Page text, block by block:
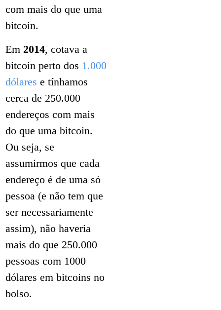
com mais do que uma
bitcoin.
Em 2014, cotava a
bitcoin perto dos 1.000
dólares e tínhamos
cerca de 250.000
endereços com mais
do que uma bitcoin.
Ou seja, se
assumirmos que cada
endereço é de uma só
pessoa (e não tem que
ser necessariamente
assim), não haveria
mais do que 250.000
pessoas com 1000
dólares em bitcoins no
bolso.